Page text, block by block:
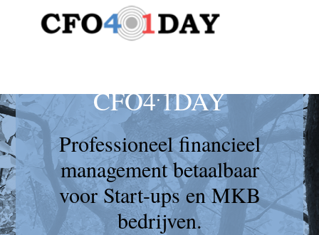
CFO4.1DAY
Professioneel financieel
management betaalbaar
voor Start-ups en MKB
bedrijven.